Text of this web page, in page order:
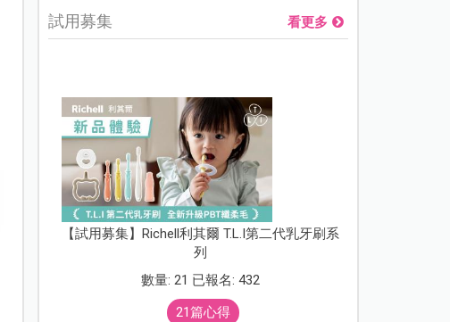
試用募集 看更多
【試用募集】Richell利其爾 T.L.I第二代乳牙刷系
列
數量: 21 已報名: 432
21篇心得